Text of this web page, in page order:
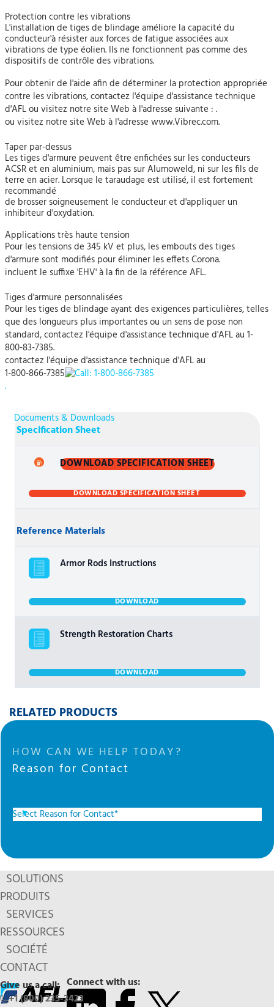
Protection contre les vibrations
L'installation de tiges de blindage améliore la capacité du
conducteur'à résister aux forces de fatigue associées aux
vibrations de type éolien. Ils ne fonctionnent pas comme des
dispositifs de contrôle des vibrations.
Pour obtenir de l'aide afin de déterminer la protection appropriée
contre les vibrations, contactez l'équipe d'assistance technique
d'AFL ou visitez notre site Web à l'adresse suivante : .
ou visitez notre site Web à l'adresse www.Vibrec.com.
Taper par-dessus
Les tiges d'armure peuvent être enfichées sur les conducteurs
ACSR et en aluminium, mais pas sur Alumoweld, ni sur les fils de
terre en acier. Lorsque le taraudage est utilisé, il est fortement
recommandé
de brosser soigneusement le conducteur et d'appliquer un
inhibiteur d'oxydation.
Applications très haute tension
Pour les tensions de 345 kV et plus, les embouts des tiges
d'armure sont modifiés pour éliminer les effets Corona.
incluent le suffixe 'EHV' à la fin de la référence AFL.
Tiges d'armure personnalisées
Pour les tiges de blindage ayant des exigences particulières, telles
que des longueurs plus importantes ou un sens de pose non
standard, contactez l'équipe d'assistance technique d'AFL au 1-
800-83-7385.
contactez l'équipe d'assistance technique d'AFL au
1-800-866-7385
.
Documents & Downloads
Specification Sheet
DOWNLOAD SPECIFICATION SHEET
DOWNLOAD SPECIFICATION SHEET
Reference Materials
Armor Rods Instructions
DOWNLOAD
Strength Restoration Charts
DOWNLOAD
RELATED PRODUCTS
HOW CAN WE HELP TODAY?
Reason for Contact
SOLUTIONS
PRODUITS
SERVICES
RESSOURCES
SOCIÉTÉ
CONTACT
Connect with us:
Give us a call:
+1 (800) 235-3423